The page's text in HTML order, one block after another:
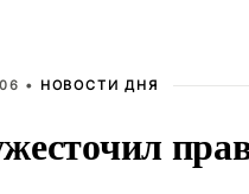
• НОВОСТИ ДНЯ